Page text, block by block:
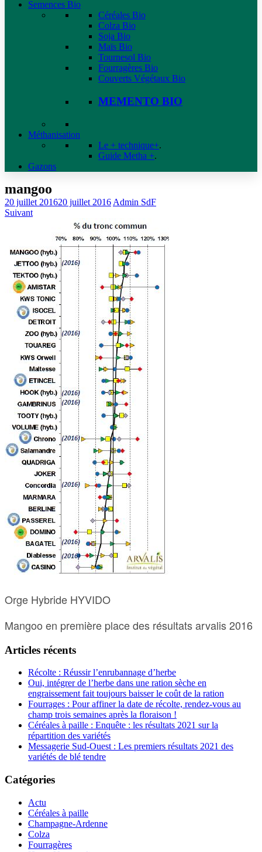
Semences Bio
Céréales Bio
Colza Bio
Soja Bio
Maïs Bio
Tournesol Bio
Fourragères Bio
Couverts Végétaux Bio
MEMENTO BIO
Méthanisation
Le + technique+.
Guide Metha +.
Gazons
mangoo
20 juillet 201620 juillet 2016 Admin SdF
Suivant
Orge Hybride HYVIDO
Mangoo en première place des résultats arvalis 2016
Articles récents
Récolte : Réussir l’enrubannage d’herbe
Oui, intégrer de l’herbe dans une ration sèche en
engraissement fait toujours baisser le coût de la ration
Fourrages : Pour affiner la date de récolte, rendez-vous au
champ trois semaines après la floraison !
Céréales à paille : Enquête : les résultats 2021 sur la
répartition des variétés
Messagerie Sud-Ouest : Les premiers résultats 2021 des
variétés de blé tendre
Catégories
Actu
Céréales à paille
Champagne-Ardenne
Colza
Fourragères